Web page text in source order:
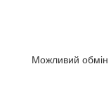
Можливий обмін